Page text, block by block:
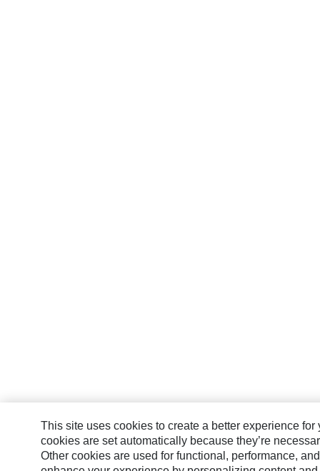
This site uses cookies to create a better experience for
cookies are set automatically because they’re
Other cookies are used for functional, performance,